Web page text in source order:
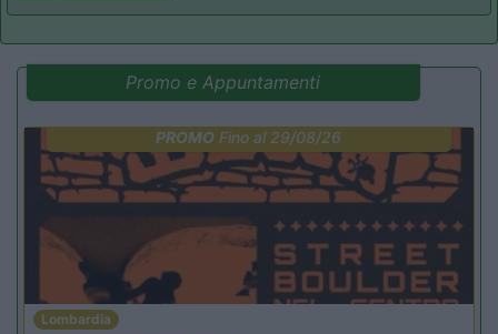
Promo e Appuntamenti
PROMO Fino al 29/08/26
Lombardia